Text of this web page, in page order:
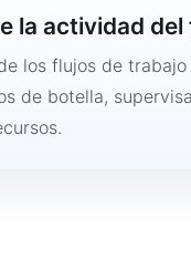
la actividad
los flujos de
de botella,